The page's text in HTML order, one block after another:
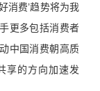
消费’趋势将为我
更多包括消费者
中国消费朝高质
享的方向加速发